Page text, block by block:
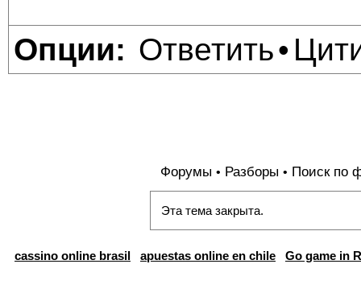
Опции: Ответить•
Форумы • Разборы • Поиск по
Эта тема закрыта.
cassino online brasil apuestas online en chile Go game in